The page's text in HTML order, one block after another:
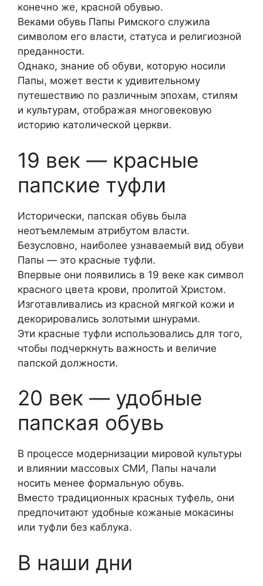
конечно же, красной обувью.
Веками обувь Папы Римского служила
символом его власти, статуса и религиозной
преданности.
Однако, знание об обуви, которую носили
Папы, может вести к удивительному
путешествию по различным эпохам, стилям
и культурам, отображая многовековую
историю католической церкви.
19 век — красные
папские туфли
Исторически, папская обувь была
неотъемлемым атрибутом власти.
Безусловно, наиболее узнаваемый вид обуви
Папы — это красные туфли.
Впервые они появились в 19 веке как символ
красного цвета крови, пролитой Христом.
Изготавливались из красной мягкой кожи и
декорировались золотыми шнурами.
Эти красные туфли использовались для того,
чтобы подчеркнуть важность и величие
папской должности.
20 век — удобные
папская обувь
В процессе модернизации мировой культуры
и влиянии массовых СМИ, Папы начали
носить менее формальную обувь.
Вместо традиционных красных туфель, они
предпочитают удобные кожаные мокасины
или туфли без каблука.
В наши дни